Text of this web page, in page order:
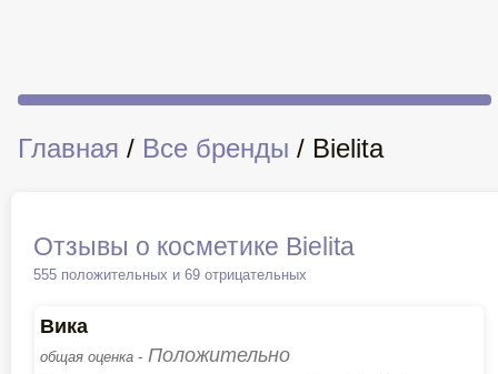
Главная / Все бренды / Bielita
Отзывы о косметике Bielita
555 положительных и 69 отрицательных
Вика
общая оценка - Положительно